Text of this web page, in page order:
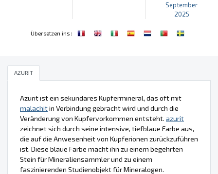
September
2025
Übersetzen ins:
AZURIT
Azurit ist ein sekundäres Kupfermineral, das oft mit
malachitin Verbindung gebracht wird und durch die
Veränderung von Kupfervorkommen entsteht. azurit
zeichnet sich durch seine intensive, tiefblaue Farbe aus,
die auf die Anwesenheit von Kupferionen zurückzuführen
ist. Diese blaue Farbe macht ihn zu einem begehrten
Stein für Mineraliensammler und zu einem
faszinierenden Studienobjekt für Mineralogen.